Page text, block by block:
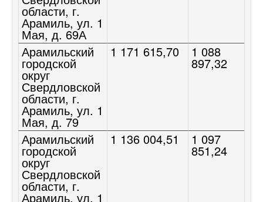
области, г.
Арамиль, ул. 1
Мая, д. 69А
Арамильский
городской
округ
Свердловской
области, г.
Арамиль, ул. 1
Мая, д. 79
1 171 615,70 1 088
897,32
Арамильский
городской
округ
Свердловской
области, г.
Арамиль, ул. 1
1 136 004,51 1 097
851,24